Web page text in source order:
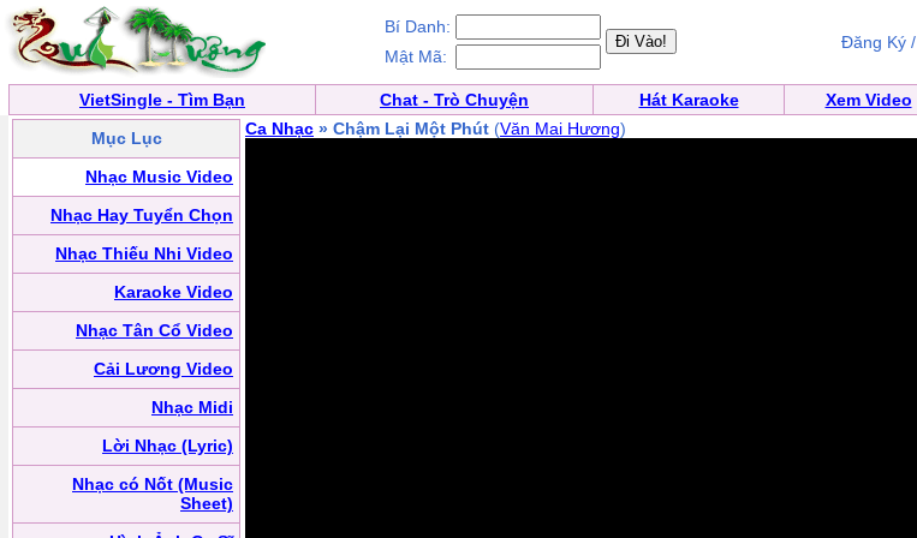
Bí Danh:
Mật Mã:
Đăng Ký
VietSingle - Tìm Bạn Chat - Trò Chuyện Hát Karaoke Xem Video
Mục Lục
Nhạc Music Video
Nhạc Hay Tuyển Chọn
Nhạc Thiếu Nhi Video
Karaoke Video
Nhạc Tân Cổ Video
Cải Lương Video
Nhạc Midi
Lời Nhạc (Lyric)
Nhạc có Nốt (Music
Sheet)
Ca Nhạc » Chậm Lại Một Phút (Văn Mai Hương)